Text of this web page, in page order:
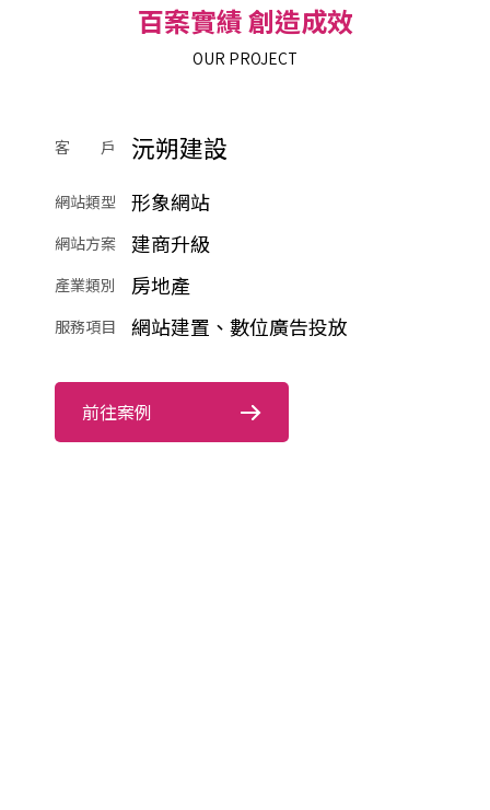
百案實績 創造成效
OUR PROJECT
客 戶 沅朔建設
網站類型 形象網站
網站方案 建商升級
產業類別 房地產
服務項目 網站建置、數位廣告投放
前往案例